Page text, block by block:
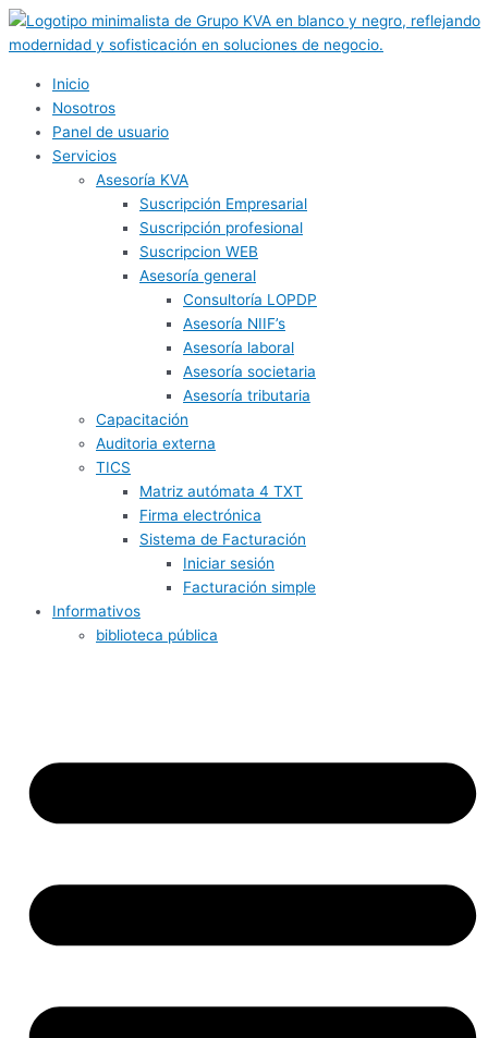
Ir
Inicio
Nosotros
Panel de usuario
Servicios
Asesoría KVA
Suscripción Empresarial
Suscripción profesional
Suscripcion WEB
Asesoría general
Consultoría LOPDP
Asesoría NIIF’s
Asesoría laboral
Asesoría societaria
Asesoría tributaria
Capacitación
Auditoria externa
TICS
Matriz autómata 4 TXT
Firma electrónica
Sistema de Facturación
Iniciar sesión
Facturación simple
Informativos
biblioteca pública